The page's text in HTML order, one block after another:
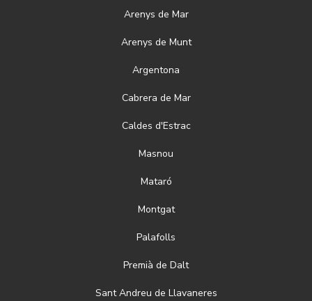
Arenys de Mar
Arenys de Munt
Argentona
Cabrera de Mar
Caldes d'Estrac
Masnou
Mataró
Montgat
Palafolls
Premià de Dalt
Sant Andreu de Llavaneres